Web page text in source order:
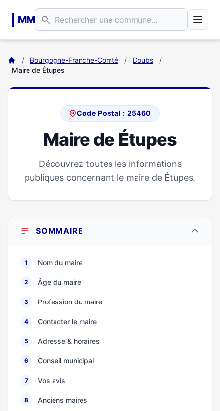
MM
/ Bourgogne-Franche-Comté / Doubs
/
Maire de Étupes
Code Postal : 25460
Maire de Étupes
Découvrez toutes les informations
publiques concernant le maire de Étupes.
SOMMAIRE
1 Nom du maire
2 Âge du maire
3 Profession du maire
4 Contacter le maire
5 Adresse & horaires
6 Conseil municipal
7 Vos avis
8 Anciens maires